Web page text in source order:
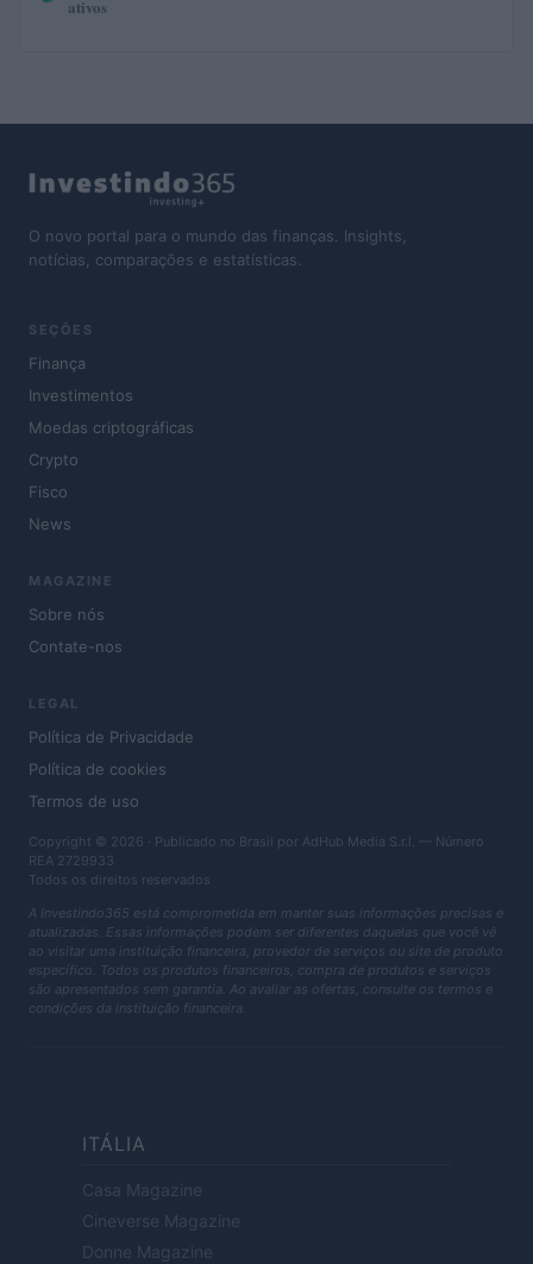
ativos
O novo portal para o mundo das finanças. Insights,
notícias, comparações e estatísticas.
SEÇÕES
Finança
Investimentos
Moedas criptográficas
Crypto
Fisco
News
MAGAZINE
Sobre nós
Contate-nos
LEGAL
Política de Privacidade
Política de cookies
Termos de uso
Copyright © 2026 · Publicado no Brasil por AdHub Media S.r.l. — Número
REA 2729933
Todos os direitos reservados
A Investindo365 está comprometida em manter suas informações precisas e
atualizadas. Essas informações podem ser diferentes daquelas que você vê
ao visitar uma instituição financeira, provedor de serviços ou site de produto
específico. Todos os produtos financeiros, compra de produtos e serviços
são apresentados sem garantia. Ao avaliar as ofertas, consulte os termos e
condições da instituição financeira.
ITÁLIA
Casa Magazine
Cineverse Magazine
Donne Magazine